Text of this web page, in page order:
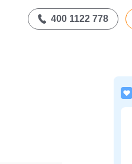
400 1122 778